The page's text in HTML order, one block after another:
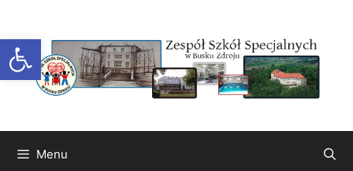
Otwórz pasek narzędzi
treści
Menu